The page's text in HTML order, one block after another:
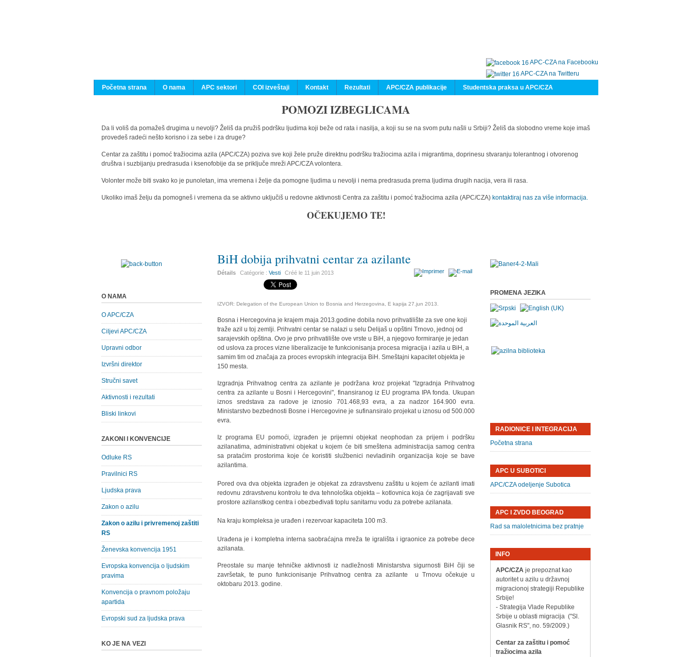
APC-CZA na Facebooku
APC-CZA na Twitteru
Početna strana
O nama APC sektori COI izveštaji Kontakt Rezultati APC/CZA publikacije Studentska praksa u APC/CZA
POMOZI IZBEGLICAMA
Da li voliš da pomažeš drugima u nevolji? Želiš da pružiš podršku ljudima koji beže od rata i nasilja, a koji su se na svom putu našli u Srbiji? Želiš da slobodno vreme koje imaš
provedeš radeći nešto korisno i za sebe i za druge?
Centar za zaštitu i pomoć tražiocima azila (APC/CZA) poziva sve koji žele pruže direktnu podršku tražiocima azila i migrantima, doprinesu stvaranju tolerantnog i otvorenog
društva i suzbijanju predrasuda i ksenofobije da se priključe mreži APC/CZA volontera.
Volonter može biti svako ko je punoletan, ima vremena i želje da pomogne ljudima u nevolji i nema predrasuda prema ljudima drugih nacija, vera ili rasa.
Ukoliko imaš želju da pomogneš i vremena da se aktivno uključiš u redovne aktivnosti Centra za zaštitu i pomoć tražiocima azila (APC/CZA) kontaktiraj nas za više informacija.
OČEKUJEMO TE!
BiH dobija prihvatni centar za azilante
Détails Catégorie :Vesti Créé le 11 juin 2013
IZVOR: Delegation of the European Union to Bosnia and Herzegovina, E kapija 27.jun 2013.
Bosna i Hercegovina je krajem maja 2013.godine dobila novo prihvatilište za sve one koji
traže azil u toj zemlji. Prihvatni centar se nalazi u selu Delijaš u opštini Trnovo, jednoj od
sarajevskih opština. Ovo je prvo prihvatilište ove vrste u BiH, a njegovo formiranje je jedan
od uslova za proces vizne liberalizacije te funkcionisanja procesa migracija i azila u BiH, a
samim tim od značaja za proces evropskih integracija BiH. Smeštajni kapacitet objekta je
150 mesta.
Izgradnja Prihvatnog centra za azilante je podržana kroz projekat "Izgradnja Prihvatnog
centra za azilante u Bosni i Hercegovini", finansiranog iz EU programa IPA fonda. Ukupan
iznos sredstava za radove je iznosio 701.468,93 evra, a za nadzor 164.900 evra.
Ministarstvo bezbednosti Bosne i Hercegovine je sufinansiralo projekat u iznosu od 500.000
evra.
Iz programa EU pomoći, izgrađen je prijemni objekat neophodan za prijem i podršku
azilanatima, administrativni objekat u kojem će biti smeštena administracija samog centra
sa prataćim prostorima koje će koristiti službenici nevladinih organizacija koje se bave
azilantima.
Pored ova dva objekta izgrađen je objekat za zdravstvenu zaštitu u kojem će azilanti imati
redovnu zdravstvenu kontrolu te dva tehnološka objekta – kotlovnica koja će zagrijavati sve
prostore azilanstkog centra i obezbeđivati toplu sanitarnu vodu za potrebe azilanata.
Na kraju kompleksa je urađen i rezervoar kapaciteta 100 m3.
Urađena je i kompletna interna saobraćajna mreža te igrališta i igraonice za potrebe dece
azilanata.
Preostale su manje tehničke aktivnosti iz nadležnosti Ministarstva sigurnosti BiH čiji se
završetak, te puno funkcionisanje Prihvatnog centra za azilante u Trnovu očekuje u
oktobaru 2013. godine.
O NAMA
O APC/CZA
Ciljevi APC/CZA
Upravni odbor
Izvršni direktor
Stručni savet
Aktivnosti i rezultati
Bliski linkovi
ZAKONI I KONVENCIJE
Odluke RS
Pravilnici RS
Ljudska prava
Zakon o azilu
Zakon o azilu i privremenoj zaštiti
RS
Ženevska konvencija 1951
Evropska konvencija o ljudskim
pravima
Konvencija o pravnom položaju
apartida
Evropski sud za ljudska prava
KO JE NA VEZI
PROMENA JEZIKA
RADIONICE I INTEGRACIJA
Početna strana
APC U SUBOTICI
APC/CZA odeljenje Subotica
APC I ZVDO BEOGRAD
Rad sa maloletnicima bez pratnje
INFO
APC/CZAje prepoznat kao
autoritet u azilu u državnoj
migracionoj strategiji Republike
Srbije!
- Strategija Vlade Republike
Srbije u oblasti migracija ("Sl.
Glasnik RS", no. 59/2009.)
Centar za zaštitu i pomoć
tražiocima azila